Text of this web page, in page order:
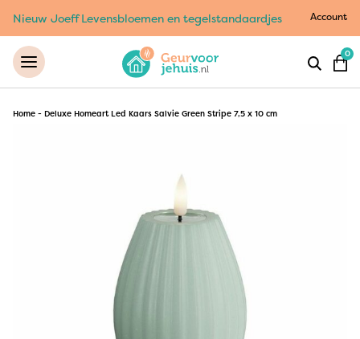
Nieuw Joeff Levensbloemen en tegelstandaardjes Account
0
Home - Deluxe Homeart Led Kaars Salvie Green Stripe 7,5 x 10 cm